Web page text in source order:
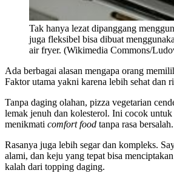
Tak hanya lezat dipanggang
juga fleksibel bisa dibuat
air fryer. (Wikimedia Commons/
Ada berbagai alasan mengapa orang
Faktor utama yakni karena lebih sehat dan
Tanpa daging olahan, pizza vegetarian
lemak jenuh dan kolesterol. Ini cocok
menikmati comfort food tanpa rasa bersalah.
Rasanya juga lebih segar dan kompleks.
alami, dan keju yang tepat bisa
kalah dari topping daging.